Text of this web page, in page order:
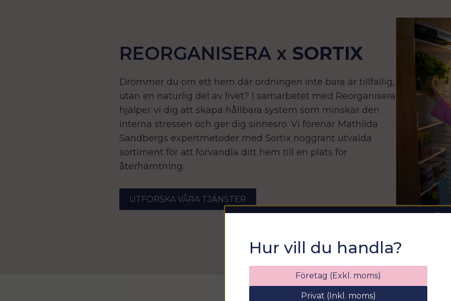
REORGANISERA x SORTIX
Drömmer du om ett hem där ordningen inte bara är tillfällig,
utan en naturlig del av livet? I samarbetet med Reorganisera
hjälper vi dig att skapa hållbara system som minskar den
interna stressen och ger dig sinnesro. Vi förenar Mathilda
Sandbergs expertmetoder med Sortix noggrant utvalda
sortiment för att förvandla ditt hem till en plats för
återhämtning.
UTFORSKA VÅRA TJÄNSTER
Sommarfixa med
Sortix! 15% rabatt
Ange din e-postadress nedan för att få en
rabattkod på hela ditt köp
Hur vill du handla?
Företag (Exkl. moms)
Privat (Inkl. moms)